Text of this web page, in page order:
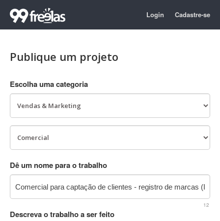
Login Cadastre-se
Publique um projeto
Escolha uma categoria
Dê um nome para o trabalho
12
Descreva o trabalho a ser feito